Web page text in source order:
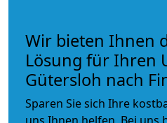
Wir bieten Ihnen
Lösung für Ihren
Gütersloh nach
Sparen Sie sich Ihre